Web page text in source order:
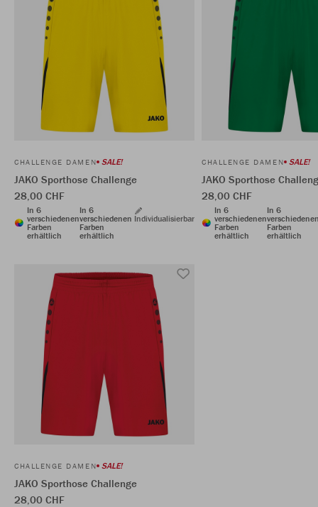
CHALLENGE DAMEN SALE!
JAKO Sporthose Challenge
28,00 CHF
In 6
verschiedenen
Farben
erhältlich
In 6
verschiedenen
Farben
erhältlich
Individualisierbar
CHALLENGE DAMEN SALE!
JAKO Sporthose
28,00 CHF
In 6
verschiedenen
Farben
erhältlich
In 6
Farben
erhältlich
CHALLENGE DAMEN SALE!
JAKO Sporthose Challenge
28,00 CHF